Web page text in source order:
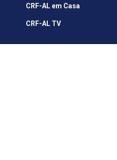
CRF-AL em Casa
CRF-AL TV